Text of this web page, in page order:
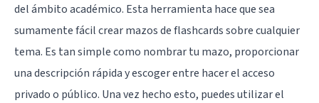
del ámbito académico. Esta herramienta hace que sea
sumamente fácil crear mazos de flashcards sobre cualquier
tema. Es tan simple como nombrar tu mazo, proporcionar
una descripción rápida y escoger entre hacer el acceso
privado o público. Una vez hecho esto, puedes utilizar el